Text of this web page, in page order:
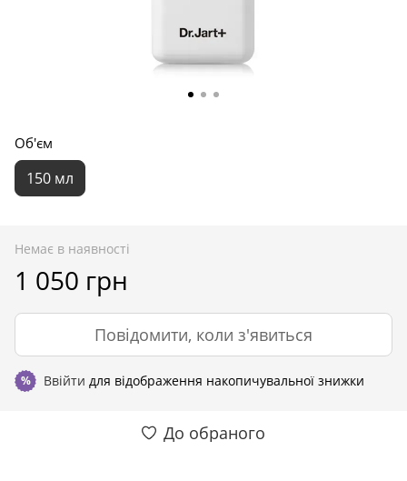
Об'єм
150 мл
Немає в наявності
1 050 грн
Повідомити, коли з'явиться
% Ввійти для відображення накопичувальної знижки
До обраного